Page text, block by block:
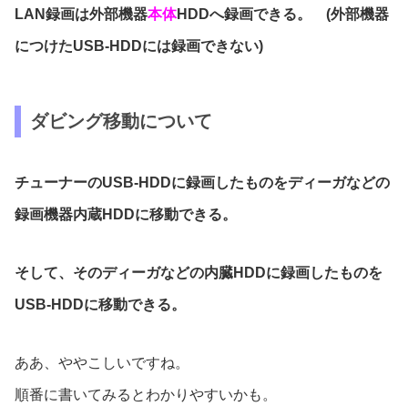
LAN録画は外部機器本体HDDへ録画できる。 (外部機器
につけたUSB-HDDには録画できない)
ダビング移動について
チューナーのUSB-HDDに録画したものをディーガなどの
録画機器内蔵HDDに移動できる。
そして、そのディーガなどの内臓HDDに録画したものを
USB-HDDに移動できる。
ああ、ややこしいですね。
順番に書いてみるとわかりやすいかも。